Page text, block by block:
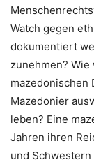
Watch gegen
dokumentiert
zunehmen?
mazedonischen
Mazedonier
leben? Eine
Jahren ihren
und